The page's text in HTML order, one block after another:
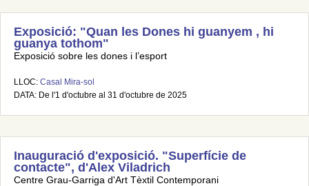
Exposició: "Quan les Dones hi guanyem , hi
guanya tothom"
Exposició sobre les dones i l’esport
LLOC: Casal Mira-sol
DATA: De l'1 d'octubre al 31 d'octubre de 2025
Inauguració d'exposició. "Superfície de
contacte", d'Alex Viladrich
Centre Grau-Garriga d'Art Tèxtil Contemporani